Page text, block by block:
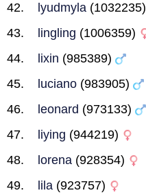
lyudmyla (1032235)
lingling (1006359)
lixin (985389)
luciano (983905)
leonard (973133)
liying (944219)
lorena (928354)
lila (923757)